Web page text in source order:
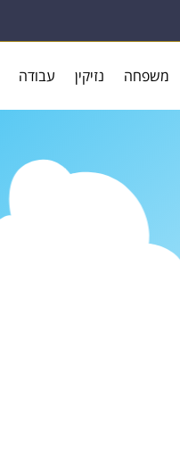
משפחה נזיקין עבודה